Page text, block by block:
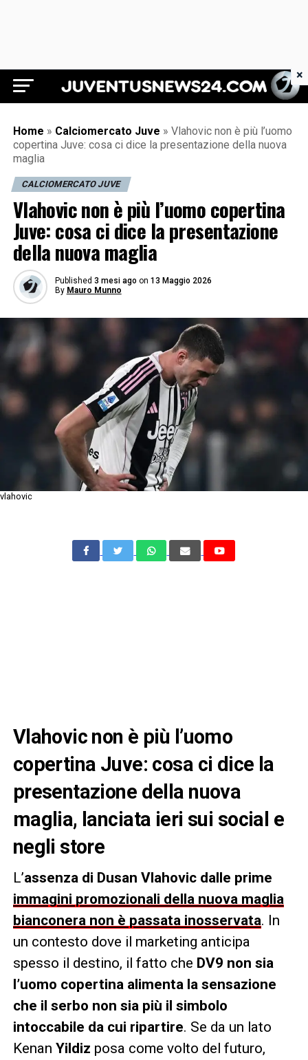
Juventus News 24
Home » Calciomercato Juve » Vlahovic non è più l’uomo
copertina Juve: cosa ci dice la presentazione della nuova
maglia
CALCIOMERCATO JUVE
Vlahovic non è più l’uomo copertina
Juve: cosa ci dice la presentazione
della nuova maglia
Published 3 mesi ago on 13 Maggio 2026
By Mauro Munno
vlahovic
Vlahovic non è più l’uomo
copertina Juve: cosa ci dice la
presentazione della nuova
maglia, lanciata ieri sui social e
negli store
L’assenza di Dusan Vlahovic dalle prime
immagini promozionali della nuova maglia
bianconera non è passata inosservata. In
un contesto dove il marketing anticipa
spesso il destino, il fatto che DV9 non sia
l’uomo copertina alimenta la sensazione
che il serbo non sia più il simbolo
intoccabile da cui ripartire. Se da un lato
Kenan Yildiz posa come volto del futuro,
×